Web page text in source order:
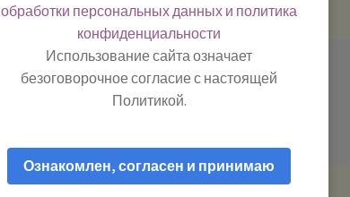
-
обработки персональных данных и политика
конфиденциальности
Использование сайта означает
безоговорочное согласие с настоящей
Политикой.
Ознакомлен, согласен и принимаю